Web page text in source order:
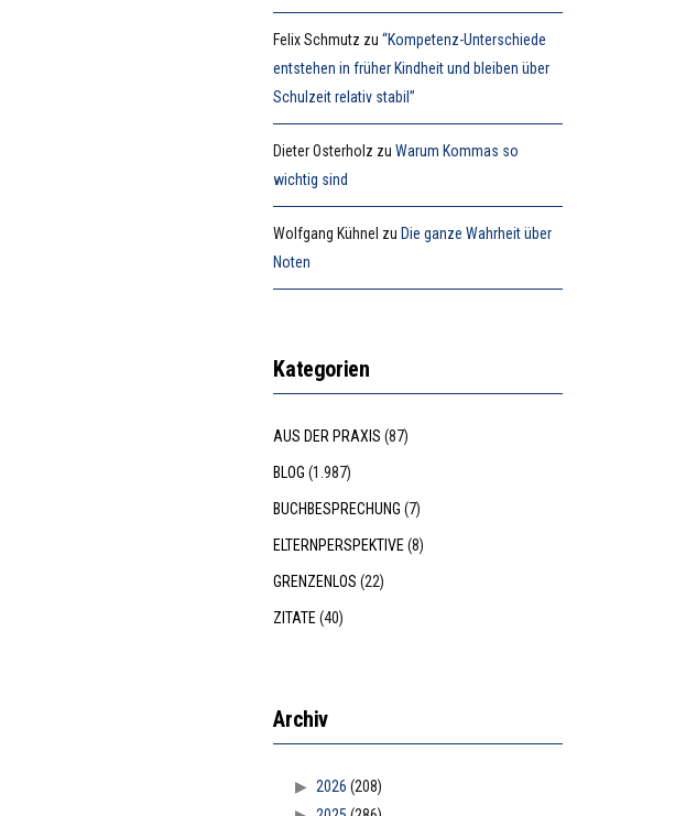
Felix Schmutz zu“Kompetenz-Unterschiede
entstehen in früher Kindheit und bleiben über
Schulzeit relativ stabil”
Dieter Osterholz zuWarum Kommas so
wichtig sind
Wolfgang Kühnel zu Die ganze Wahrheit über
Noten
Kategorien
AUS DER PRAXIS (87)
BLOG (1.987)
BUCHBESPRECHUNG (7)
ELTERNPERSPEKTIVE(8)
GRENZENLOS (22)
ZITATE(40)
Archiv
2026 (208)